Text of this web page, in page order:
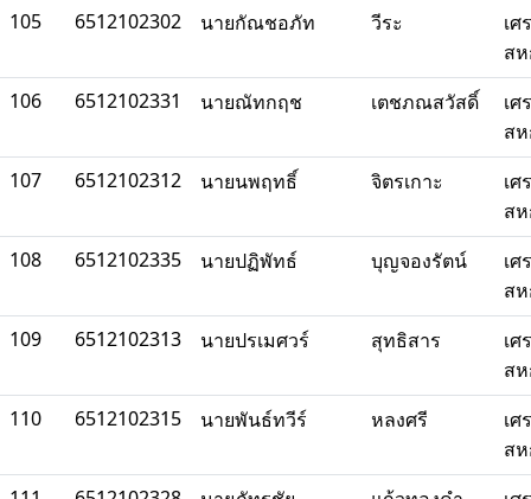
105
6512102302 นายกัณชอภัท วีระ
เ
ส
106
6512102331 นายณัทกฤช เตชภณสวัสดิ์
เ
ส
107
6512102312 นายนพฤทธิ์ จิตรเกาะ
เ
ส
108
6512102335 นายปฏิพัทธ์ บุญจองรัตน์
เ
ส
109
6512102313 นายปรเมศวร์ สุทธิสาร
เ
ส
110
6512102315 นายพันธ์ทวีร์ หลงศรี
เ
ส